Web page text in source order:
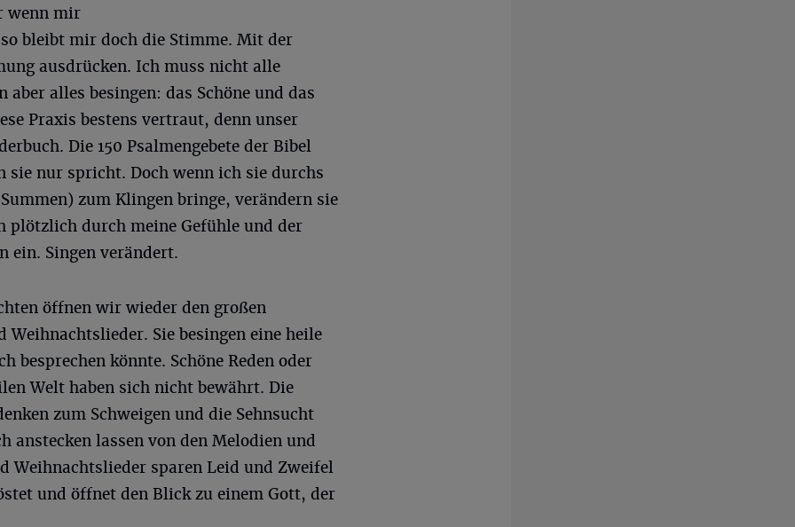
wenn mir
bleibt mir doch die Stimme. Mit der
ausdrücken. Ich muss nicht alle
aber alles besingen: das Schöne und das
Praxis bestens vertraut, denn unser
Die 150 Psalmengebete der Bibel
sie nur spricht. Doch wenn ich sie durchs
zum Klingen bringe, verändern sie
plötzlich durch meine Gefühle und der
ein. Singen verändert.
öffnen wir wieder den großen
Sie besingen eine heile
besprechen könnte. Schöne Reden oder
Welt haben sich nicht bewährt. Die
zum Schweigen und die Sehnsucht
anstecken lassen von den Melodien und
Weihnachtslieder sparen Leid und Zweifel
und öffnet den Blick zu einem Gott, der